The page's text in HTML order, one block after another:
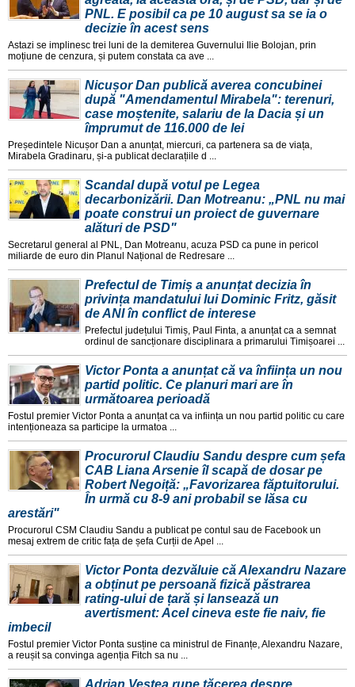
PNL. E posibil ca pe 10 august sa se ia o
decizie în acest sens
Astazi se implinesc trei luni de la demiterea Guvernului Ilie Bolojan, prin
moțiune de cenzura, și putem constata ca ave ...
Nicușor Dan publică averea concubinei
după "Amendamentul Mirabela": terenuri,
case moștenite, salariu de la Dacia și un
împrumut de 116.000 de lei
Președintele Nicușor Dan a anunțat, miercuri, ca partenera sa de viața,
Mirabela Gradinaru, și-a publicat declarațiile d ...
Scandal după votul pe Legea
decarbonizării. Dan Motreanu: „PNL nu mai
poate construi un proiect de guvernare
alături de PSD"
Secretarul general al PNL, Dan Motreanu, acuza PSD ca pune in pericol
miliarde de euro din Planul Național de Redresare ...
Prefectul de Timiș a anunțat decizia în
privința mandatului lui Dominic Fritz, găsit
de ANI în conflict de interese
Prefectul județului Timiș, Paul Finta, a anunțat ca a semnat
ordinul de sancționare disciplinara a primarului Timișoarei ...
Victor Ponta a anunțat că va înființa un nou
partid politic. Ce planuri mari are în
următoarea perioadă
Fostul premier Victor Ponta a anunțat ca va inființa un nou partid politic cu care
intenționeaza sa participe la urmatoa ...
Procurorul Claudiu Sandu despre cum șefa
CAB Liana Arsenie îl scapă de dosar pe
Robert Negoiță: „Favorizarea făptuitorului.
În urmă cu 8-9 ani probabil se lăsa cu
arestări"
Procurorul CSM Claudiu Sandu a publicat pe contul sau de Facebook un
mesaj extrem de critic fața de șefa Curții de Apel ...
Victor Ponta dezvăluie că Alexandru Nazare
a obținut pe persoană fizică păstrarea
rating-ului de țară și lansează un
avertisment: Acel cineva este fie naiv, fie
imbecil
Fostul premier Victor Ponta susține ca ministrul de Finanțe, Alexandru Nazare,
a reușit sa convinga agenția Fitch sa nu ...
Adrian Veștea rupe tăcerea despre